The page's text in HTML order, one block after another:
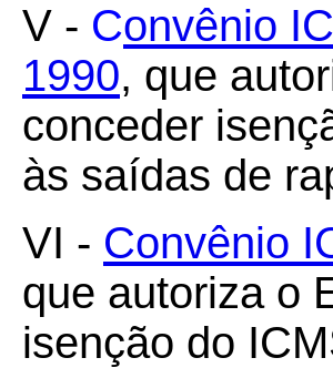
V - Convênio
1990, que
conceder
às saídas de
VI - Convênio
que autoriza o
isenção do